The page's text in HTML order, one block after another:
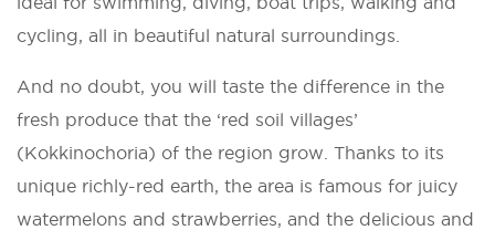
cycling, all in beautiful natural surroundings.
And no doubt, you will taste the difference in the
fresh produce that the ‘red soil villages’
(Kokkinochoria) of the region grow. Thanks to its
unique richly-red earth, the area is famous for juicy
watermelons and strawberries, and the delicious and